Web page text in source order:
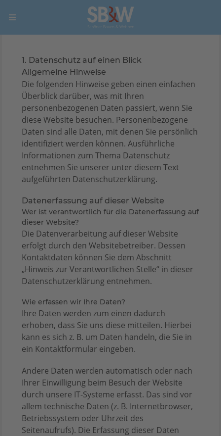
1. Datenschutz auf einen Blick
Allgemeine Hinweise
Die folgenden Hinweise geben einen einfachen
Überblick darüber, was mit Ihren
personenbezogenen Daten passiert, wenn Sie
diese Website besuchen. Personenbezogene
Daten sind alle Daten, mit denen Sie persönlich
identifiziert werden können. Ausführliche
Informationen zum Thema Datenschutz
entnehmen Sie unserer unter diesem Text
aufgeführten Datenschutzerklärung.
Datenerfassung auf dieser Website
Wer ist verantwortlich für die Datenerfassung auf
dieser Website?
Die Datenverarbeitung auf dieser Website
erfolgt durch den Websitebetreiber. Dessen
Kontaktdaten können Sie dem Abschnitt
„Hinweis zur Verantwortlichen Stelle“ in dieser
Datenschutzerklärung entnehmen.
Wie erfassen wir Ihre Daten?
Ihre Daten werden zum einen dadurch
erhoben, dass Sie uns diese mitteilen. Hierbei
kann es sich z. B. um Daten handeln, die Sie in
ein Kontaktformular eingeben.
Andere Daten werden automatisch oder nach
Ihrer Einwilligung beim Besuch der Website
durch unsere IT-Systeme erfasst. Das sind vor
allem technische Daten (z. B. Internetbrowser,
Betriebssystem oder Uhrzeit des
Seitenaufrufs). Die Erfassung dieser Daten